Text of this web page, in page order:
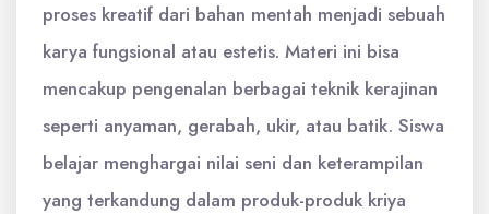
proses kreatif dari bahan mentah menjadi sebuah
karya fungsional atau estetis. Materi ini bisa
mencakup pengenalan berbagai teknik kerajinan
seperti anyaman, gerabah, ukir, atau batik. Siswa
belajar menghargai nilai seni dan keterampilan
yang terkandung dalam produk-produk kriya